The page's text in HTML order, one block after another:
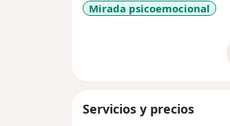
Mirada psicoemocional
Servicios y precios